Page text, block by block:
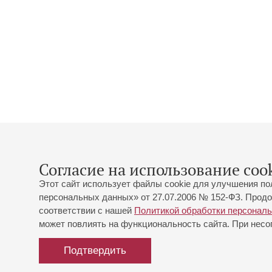
Согласие на использование
Этот сайт использует файлы cookie для улучшения
персональных данных» от 27.07.2006 № 152-ФЗ.
соответствии с нашей Политикой обработки
может повлиять на функциональность сайта. При
Подтвердить